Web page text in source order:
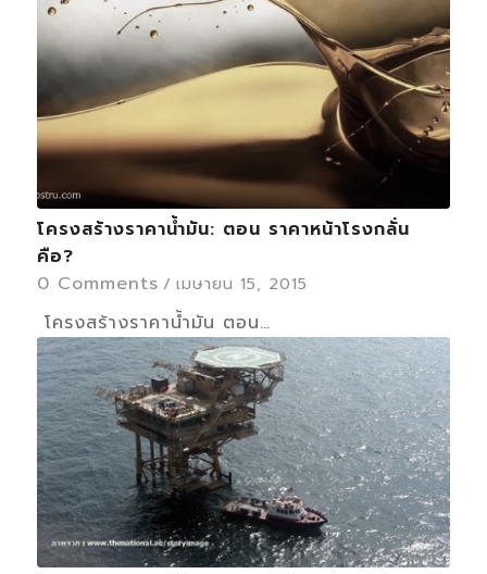
โครงสร้างราคาน้ำมัน: ตอน ราคาหน้าโรงกลั่น
คือ?
0 Comments / เมษายน 15, 2015
โครงสร้างราคาน้ำมัน ตอน…